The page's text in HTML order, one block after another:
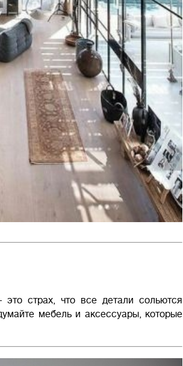
страх, что все детали сольются
мебель и аксессуары, которые